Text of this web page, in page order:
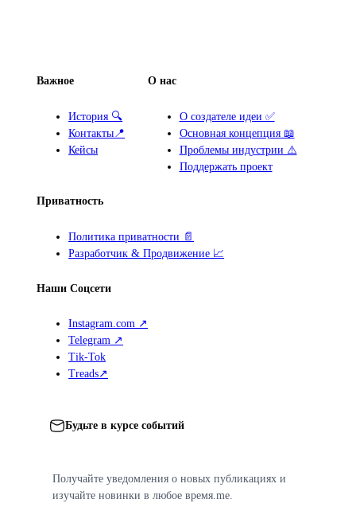
Важное
История 🔍
Контакты📍
Кейсы
О нас
О создателе идеи ✅
Основная концепция 📖
Проблемы индустрии ⚠️
Поддержать проект
Приватность
Политика приватности 📄
Разработчик & Продвижение 📈
Наши Соцсети
Instagram.com ↗
Telegram ↗
Tik-Tok
Treads↗
Будьте в курсе событий
Получайте уведомления о новых публикациях и
изучайте новинки в любое время.me.